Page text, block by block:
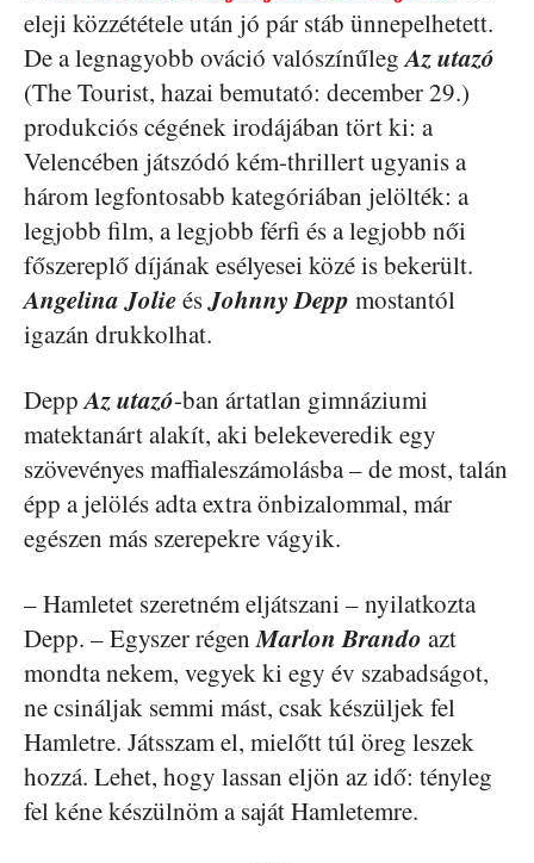
eleji közzététele után jó pár stáb ünnepelhetett.
De a legnagyobb ováció valószínűlegAz utazó
(The Tourist, hazai bemutató: december 29.)
produkciós cégének irodájában tört ki: a
Velencében játszódó kém-thrillert ugyanis a
három legfontosabb kategóriában jelölték: a
legjobb film, a legjobb férfi és a legjobb női
főszereplő díjának esélyesei közé is bekerült.
Angelina JolieésJohnny Depp mostantól
igazán drukkolhat.
DeppAz utazó-ban ártatlan gimnáziumi
matektanárt alakít, aki belekeveredik egy
szövevényes maffialeszámolásba – de most, talán
épp a jelölés adta extra önbizalommal, már
egészen más szerepekre vágyik.
– Hamletet szeretném eljátszani – nyilatkozta
Depp. – Egyszer régenMarlon Brando azt
mondta nekem, vegyek ki egy év szabadságot,
ne csináljak semmi mást, csak készüljek fel
Hamletre. Játsszam el, mielőtt túl öreg leszek
hozzá. Lehet, hogy lassan eljön az idő: tényleg
fel kéne készülnöm a saját Hamletemre.